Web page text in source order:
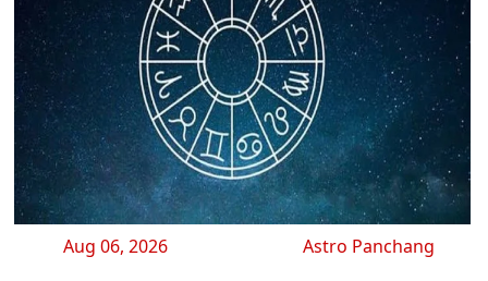
Aug 06, 2026 Astro Panchang